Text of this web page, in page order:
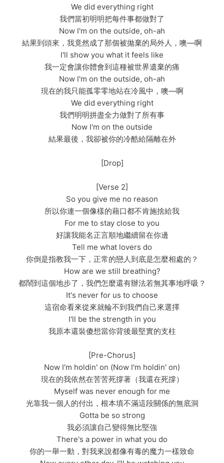
We did everything right
我們當初明明把每件事都做對了
Now I'm on the outside, oh-ah
結果到頭來，我竟然成了那個被拋棄的局外人，噢—啊
I'll show you what it feels like
我一定會讓你體會到這種被世界遺棄的痛
Now I'm on the outside, oh-ah
現在的我只能孤零零地站在冷風中，噢—啊
We did everything right
我們明明拼盡全力做對了所有事
Now I'm on the outside
結果最後，我卻被你的冷酷給隔離在外
[Drop]
[Verse 2]
So you give me no reason
所以你連一個像樣的藉口都不肯施捨給我
For me to stay close to you
好讓我能名正言順地繼續留在你邊
Tell me what lovers do
你倒是指教我一下，正常的戀人到底是怎麼相處的？
How are we still breathing?
都鬧到這個地步了，我們怎麼還有辦法若無其事地呼吸？
It's never for us to choose
這宿命看來從來就輪不到我們自己來選擇
I'll be the strength in you
我原本還裝傻想當你背後最堅實的支柱
[Pre-Chorus]
Now I'm holdin' on (Now I'm holdin' on)
現在的我依然在苦苦死撐著（我還在死撐）
Myself was never enough for me
光靠我一個人的付出，根本填不滿這段關係的無底洞
Gotta be so strong
我必須讓自己變得無比堅強
There's a power in what you do
你的一舉一動，對我來說都像有毒的魔力一樣致命